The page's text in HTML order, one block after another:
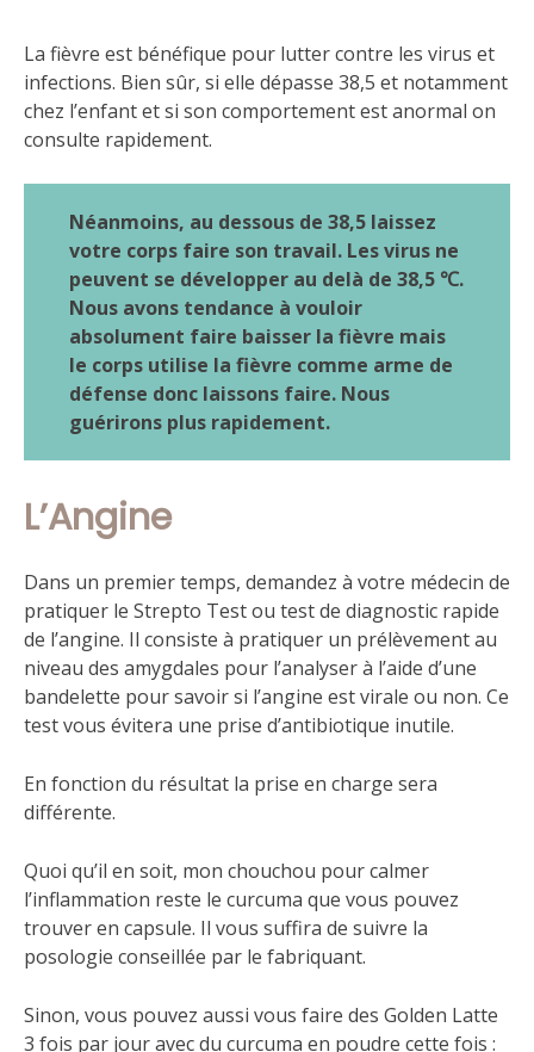
La fièvre est bénéfique pour lutter contre les virus et
infections. Bien sûr, si elle dépasse 38,5 et notamment
chez l’enfant et si son comportement est anormal on
consulte rapidement.
Néanmoins, au dessous de 38,5 laissez
votre corps faire son travail. Les virus ne
peuvent se développer au delà de 38,5 ℃.
Nous avons tendance à vouloir
absolument faire baisser la fièvre mais
le corps utilise la fièvre comme arme de
défense donc laissons faire. Nous
guérirons plus rapidement.
L’Angine
Dans un premier temps, demandez à votre médecin de
pratiquer le Strepto Test ou test de diagnostic rapide
de l’angine. Il consiste à pratiquer un prélèvement au
niveau des amygdales pour l’analyser à l’aide d’une
bandelette pour savoir si l’angine est virale ou non. Ce
test vous évitera une prise d’antibiotique inutile.
En fonction du résultat la prise en charge sera
différente.
Quoi qu’il en soit, mon chouchou pour calmer
l’inflammation reste le curcuma que vous pouvez
trouver en capsule. Il vous suffira de suivre la
posologie conseillée par le fabriquant.
Sinon, vous pouvez aussi vous faire des Golden Latte
3 fois par jour avec du curcuma en poudre cette fois :